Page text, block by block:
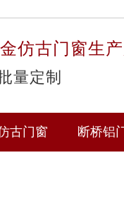
仿古门窗生
量定制
古门窗 断桥铝